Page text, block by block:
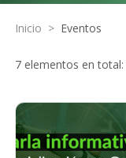
Inicio > Eventos
7 elementos en total: